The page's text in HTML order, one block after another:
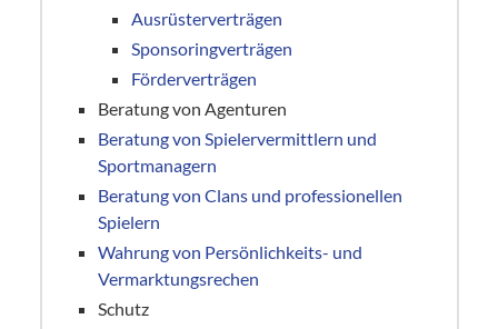
Ausrüsterverträgen
Sponsoringverträgen
Förderverträgen
Beratung von Agenturen
Beratung von Spielervermittlern und
Sportmanagern
Beratung von Clans und professionellen
Spielern
Wahrung von Persönlichkeits- und
Vermarktungsrechen
Schutz